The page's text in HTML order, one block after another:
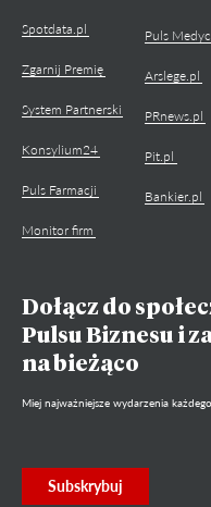
Spotdata.pl
Zgarnij Premię
System Partnerski
Konsylium24
Puls Farmacji
Monitor firm
Puls
Arslege.pl
PRnews.pl
Pit.pl
Bankier.pl
Dołącz do
Pulsu Biznesu i
na bieżąco
Miej najważniejsze wydarzenia
Subskrybuj